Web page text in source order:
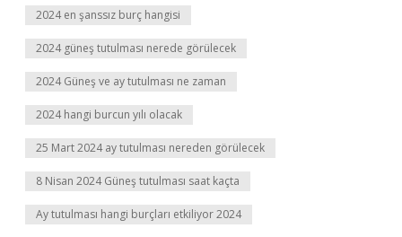
2024 en şanssız burç hangisi
2024 güneş tutulması nerede görülecek
2024 Güneş ve ay tutulması ne zaman
2024 hangi burcun yılı olacak
25 Mart 2024 ay tutulması nereden görülecek
8 Nisan 2024 Güneş tutulması saat kaçta
Ay tutulması hangi burçları etkiliyor 2024